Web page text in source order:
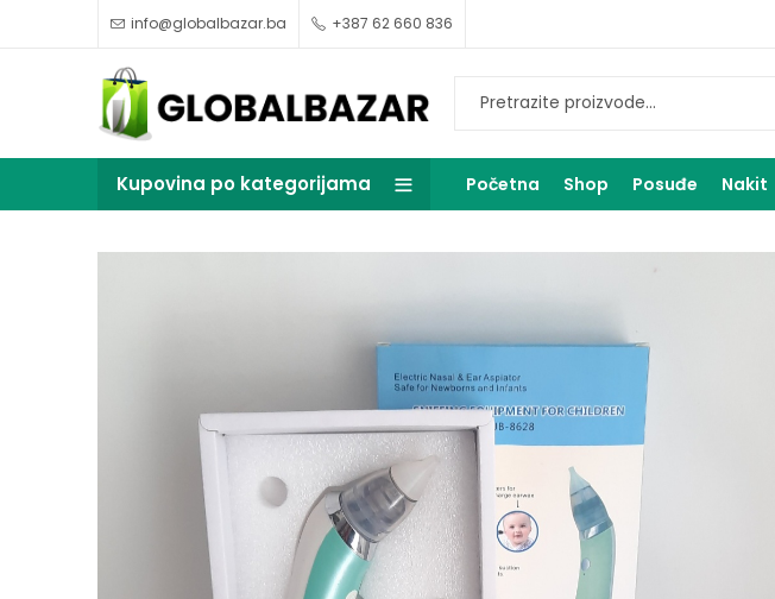
info@globalbazar.ba +387 62 660 836
Kupovina po kategorijama Početna Shop Posuđe Nakit